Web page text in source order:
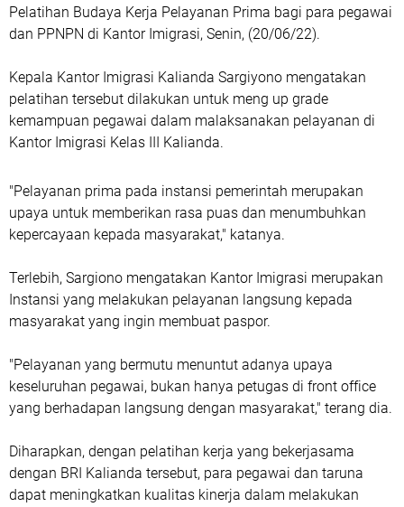
Pelatihan Budaya Kerja Pelayanan Prima bagi para pegawai
dan PPNPN di Kantor Imigrasi, Senin, (20/06/22).
Kepala Kantor Imigrasi Kalianda Sargiyono mengatakan
pelatihan tersebut dilakukan untuk meng up grade
kemampuan pegawai dalam malaksanakan pelayanan di
Kantor Imigrasi Kelas III Kalianda.
"Pelayanan prima pada instansi pemerintah merupakan
upaya untuk memberikan rasa puas dan menumbuhkan
kepercayaan kepada masyarakat," katanya.
Terlebih, Sargiono mengatakan Kantor Imigrasi merupakan
Instansi yang melakukan pelayanan langsung kepada
masyarakat yang ingin membuat paspor.
"Pelayanan yang bermutu menuntut adanya upaya
keseluruhan pegawai, bukan hanya petugas di front office
yang berhadapan langsung dengan masyarakat," terang dia.
Diharapkan, dengan pelatihan kerja yang bekerjasama
dengan BRI Kalianda tersebut, para pegawai dan taruna
dapat meningkatkan kualitas kinerja dalam melakukan